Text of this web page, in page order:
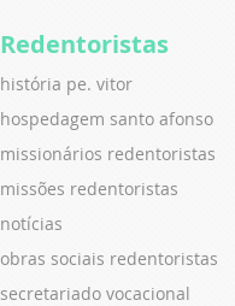
Redentoristas
história pe. vitor
hospedagem santo afonso
missionários redentoristas
missões redentoristas
notícias
obras sociais redentoristas
secretariado vocacional